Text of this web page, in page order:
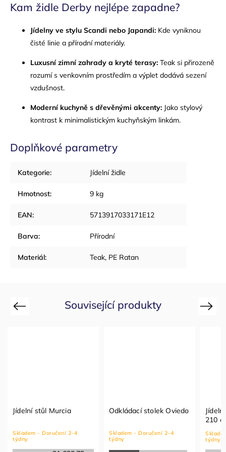
Kam židle Derby nejlépe zapadne?
Jídelny ve stylu Scandi nebo Japandi: Kde vyniknou
čisté linie a přírodní materiály.
Luxusní zimní zahrady a kryté terasy: Teak si přirozeně
rozumí s venkovním prostředím a výplet dodává sezení
vzdušnost.
Moderní kuchyně s dřevěnými akcenty: Jako stylový
kontrast k minimalistickým kuchyňským linkám.
Doplňkové parametry
Kategorie: Jídelní židle
Hmotnost: 9 kg
EAN: 5713917033171E12
Barva: Přírodní
Materiál: Teak, PE Ratan
Související produkty
Previous
Murcia
Doručení 2–4
Odkládací stolek Oviedo
Skladem - Doručení 2–4
Jídelní stůl
Skladem - Doručení
Next